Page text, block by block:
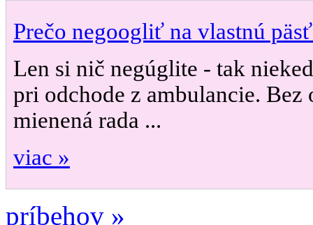
Prečo negoogliť na vlastnú
Len si nič negúglite - tak
pri odchode z ambulancie.
mienená rada ...
viac »
príbehov »